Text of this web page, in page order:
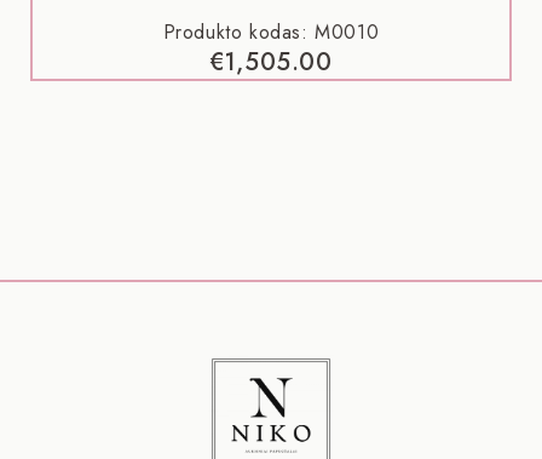
Produkto kodas: M0010
€1,505.00